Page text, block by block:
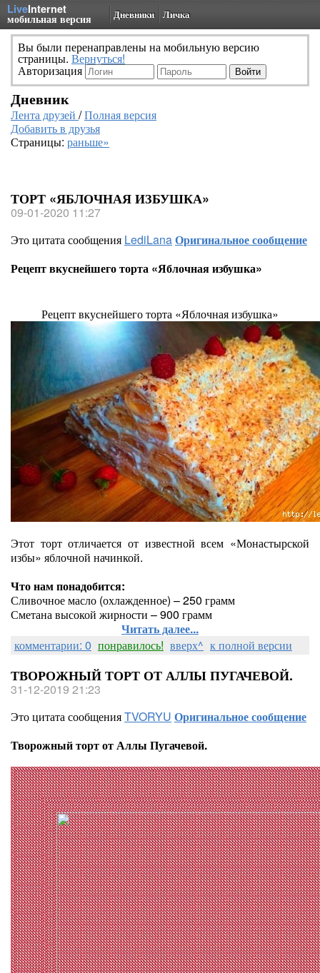
LiveInternet
мобильная версия Дневники Личка
Вы были перенаправлены на мобильную версию
страницы. Вернуться!
Авторизация
Дневник
Лента друзей /Полная версия
Добавить в друзья
Страницы: раньше»
ТОРТ «ЯБЛОЧНАЯ ИЗБУШКА»
09-01-2020 11:27
Это цитата сообщения LediLanaОригинальное сообщение
Рецепт вкуснейшего торта «Яблочная избушка»
Рецепт вкуснейшего торта «Яблочная избушка»
Этот торт отличается от известной всем «Монастырской
избы» яблочной начинкой.
Что нам понадобится:
Сливочное масло (охлажденное) – 250 грамм
Сметана высокой жирности – 900 грамм
Читать далее...
комментарии: 0 понравилось! вверх^ к полной версии
ТВОРОЖНЫЙ ТОРТ ОТ АЛЛЫ ПУГАЧЕВОЙ.
31-12-2019 21:23
Это цитата сообщенияTVORYU Оригинальное сообщение
Творожный торт от Аллы Пугачевой.